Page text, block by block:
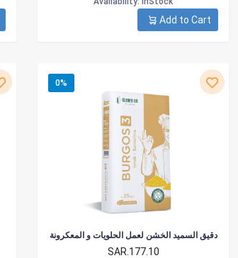
Add to Cart
0%
دقيق السميد الخشن لعمل الحلويات و المعكرونة
SAR.177.10